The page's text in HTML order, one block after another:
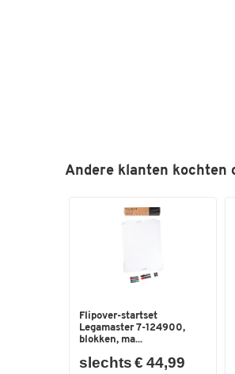
Andere klanten kochten
Flipover-startset
Legamaster 7-124900,
blokken, ma...
slechts € 44,99